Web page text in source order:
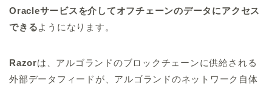
Oracleサービスを介してオフチェーンのデータにアクセス
できるようになります。
Razorは、アルゴランドのブロックチェーンに供給される
外部データフィードが、アルゴランドのネットワーク自体